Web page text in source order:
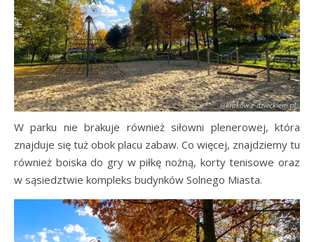
W parku nie brakuje również siłowni plenerowej, która
znajduje się tuż obok placu zabaw. Co więcej, znajdziemy tu
również boiska do gry w piłkę nożną, korty tenisowe oraz
w sąsiedztwie kompleks budynków Solnego Miasta.